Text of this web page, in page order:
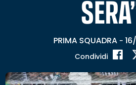
PRIMA SQUADRA -
Condividi